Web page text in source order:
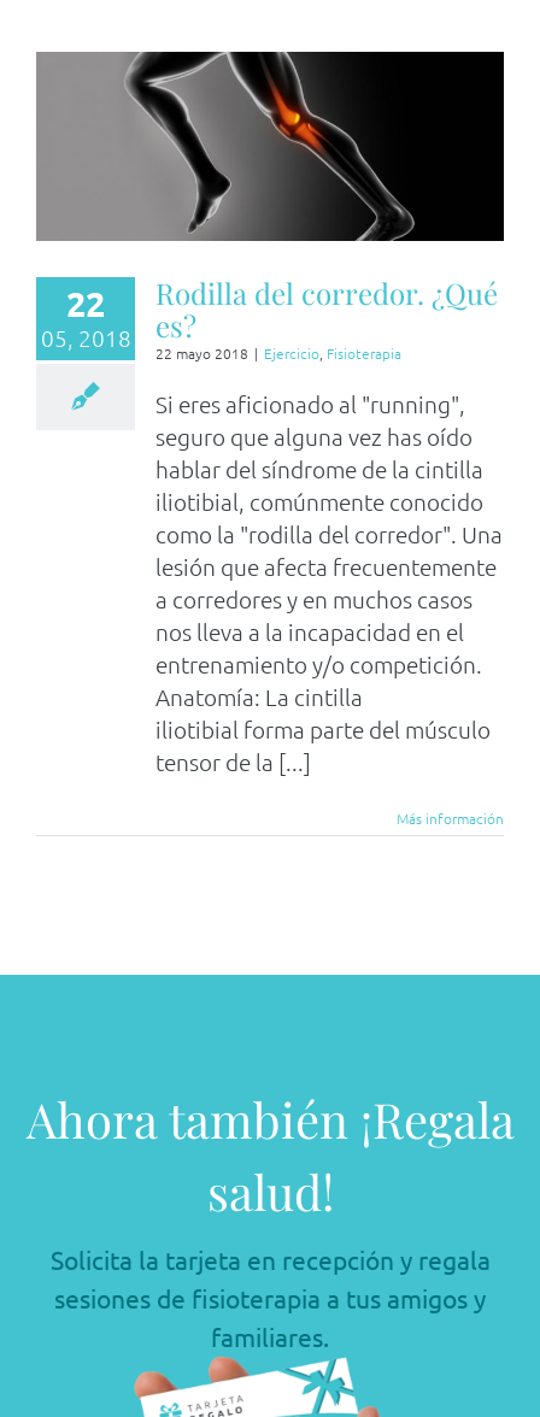
22
05, 2018
Rodilla del corredor. ¿Qué
es?
22 mayo 2018 | Ejercicio, Fisioterapia
Si eres aficionado al "running",
seguro que alguna vez has oído
hablar del síndrome de la cintilla
iliotibial, comúnmente conocido
como la "rodilla del corredor". Una
lesión que afecta frecuentemente
a corredores y en muchos casos
nos lleva a la incapacidad en el
entrenamiento y/o competición.
Anatomía: La cintilla
iliotibial forma parte del músculo
tensor de la [...]
Más información
Ahora también ¡Regala
salud!
Solicita la tarjeta en recepción y regala
sesiones de fisioterapia a tus amigos y
familiares.